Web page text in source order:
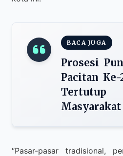
BACA JUGA
Prosesi
Pacitan Ke-
Masyarakat
“Pasar-pasar tradisional,